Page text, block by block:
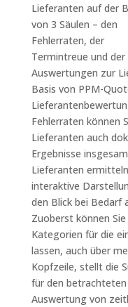
Lieferanten auf der
von 3 Säulen – den
Fehlerraten, der
Termintreue und
Auswertungen zur
Basis von PPM-
Fehlerraten können
Lieferanten auch
Ergebnisse
Lieferanten
interaktive
den Blick bei Bedarf
Zuoberst können
Kategorien für die
lassen, auch über
Kopfzeile, stellt die
für den
Auswertung von